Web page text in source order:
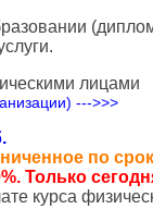
лицами
--->>>
по
Только
курса